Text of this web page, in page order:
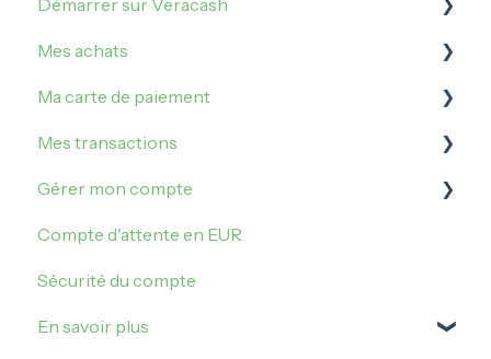
Démarrer sur Veracash
Ouvrir un compte VeraCash
Vérification de l'identité
Commander et activer la carte de débit
Mes achats
Comment acheter sur Veracash ?
Acheter de l'or
Acheter de l'argent métal
Ma carte de paiement
Gérer mes plafonds
Gérer ma carte
Faire opposition sur ma carte
Paiement sans contact
Mes transactions
Irrégularités et incidents
Mes opérations
Transférer des Veracash
Transmutation
Gérer mon compte
Me connecter
Mes paramètres
Parrainage
Compte d'attente en EUR
Sécurité du compte
En savoir plus